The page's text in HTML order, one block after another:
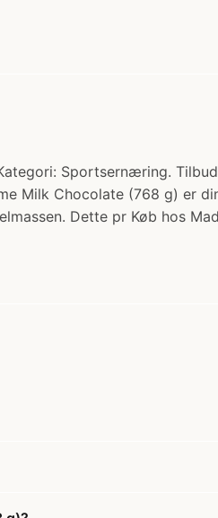
Sportsernæring.
Milk Chocolate (768 g) er
Dette pr Køb hos